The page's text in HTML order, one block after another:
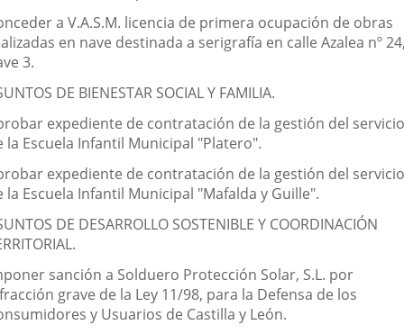
a V.A.S.M. licencia de primera ocupación de obras
en nave destinada a serigrafía en calle Azalea nº
3.
DE BIENESTAR SOCIAL Y FAMILIA.
expediente de contratación de la gestión del servicio
la Escuela Infantil Municipal "Platero".
expediente de contratación de la gestión del servicio
la Escuela Infantil Municipal "Mafalda y Guille".
DE DESARROLLO SOSTENIBLE Y COORDINACIÓN
sanción a Solduero Protección Solar, S.L. por
grave de la Ley 11/98, para la Defensa de los
y Usuarios de Castilla y León.